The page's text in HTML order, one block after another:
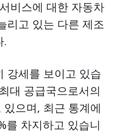
비스에 대한 자동차
리고 있는 다른 제조
.
강세를 보이고 있습
대 공급국으로서의
으며, 최근 통계에
를 차지하고 있습니